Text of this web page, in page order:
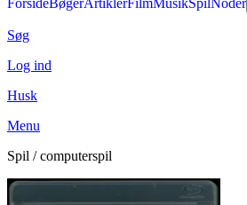
ForsideBøgerArtiklerFilmMusikSpilNoder
Søg
Log ind
Husk
Menu
Spil / computerspil